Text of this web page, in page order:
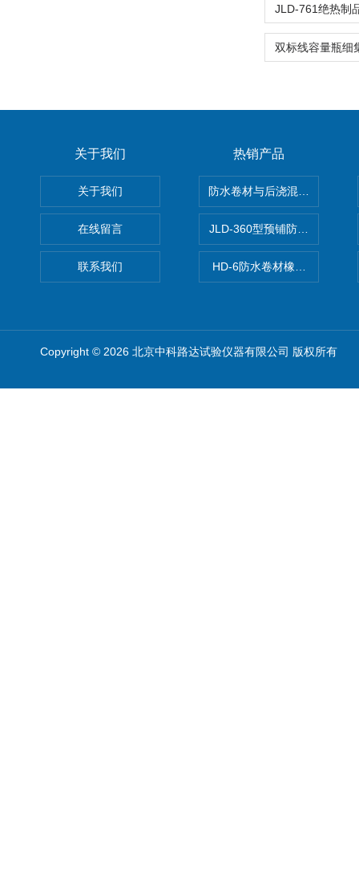
关于我们
关于我们
在线留言
联系我们
热销产品
防水卷材与后浇混凝土剥离强
JLD-360型预铺防水卷材抗冲
HD-6防水卷材橡胶测厚仪
Copyright © 2026 北京中科路达试验仪器有限公司 版权所有